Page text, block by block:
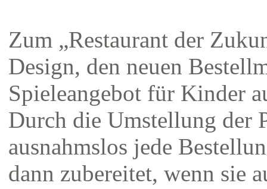
Zum „Restaurant der
Design, den neuen
Spieleangebot für Kinder
Durch die Umstellung der
ausnahmslos jede
dann zubereitet, wenn sie